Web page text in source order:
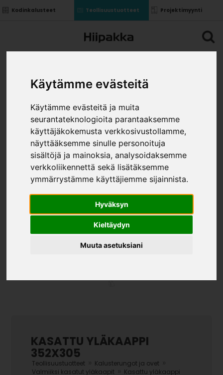
Käytämme evästeitä
Käytämme evästeitä ja muita
seurantateknologioita parantaaksemme
käyttäjäkokemusta verkkosivustollamme,
näyttääksemme sinulle personoituja
sisältöjä ja mainoksia, analysoidaksemme
verkkoliikennettä sekä lisätäksemme
ymmärrystämme käyttäjiemme sijainnista.
Hyväksyn
Kieltäydyn
Muuta asetuksiani
Kodinkalusteet Teollisuustuotteet Projektimyynti
KASATTU YLÄKAAPPI
352X305
Teollisuustuotteet Kalusterungot ja ovet
Valmiiksi kasatut yläkaapit
Kasattu yläkaappi